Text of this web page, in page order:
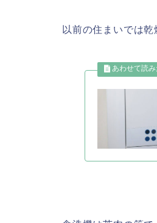
以前の住まいでは